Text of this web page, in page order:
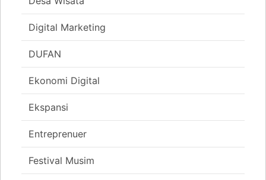
Digital Marketing
DUFAN
Ekonomi Digital
Ekspansi
Entreprenuer
Festival Musim